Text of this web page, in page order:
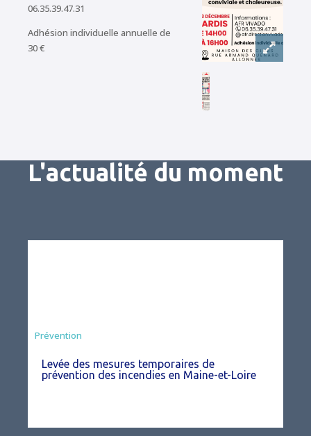
06.35.39.47.31
Adhésion individuelle annuelle de
30 €
L'actualité du moment
Préfecture
Prévention
Levée des mesures temporaires de
prévention des incendies en Maine-et-Loire